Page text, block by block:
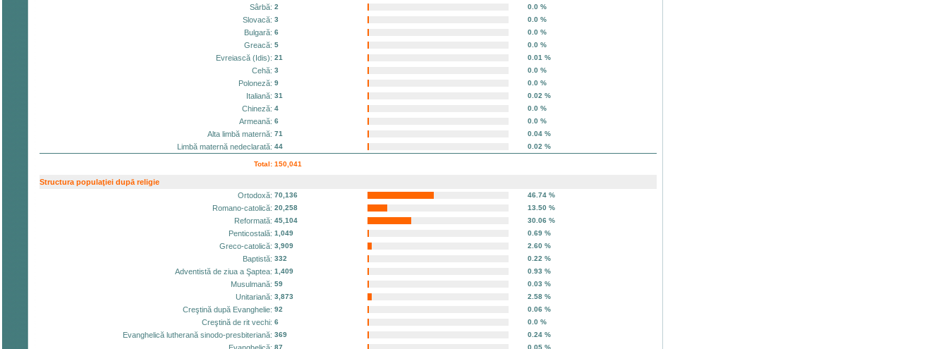
Sârbă: 2 0.0 %
Slovacă: 3 0.0 %
Bulgară: 6 0.0 %
Greacă: 5 0.0 %
Evreiască (Idis): 21 0.01 %
Cehă: 3 0.0 %
Poloneză: 9 0.0 %
Italiană: 31 0.02 %
Chineză: 4 0.0 %
Armeană: 6 0.0 %
Alta limbă maternă: 71 0.04 %
Limbă maternă nedeclarată: 44 0.02 %
Total: 150,041
Structura populaţiei dupā religie
Ortodoxă: 70,136 46.74 %
Romano-catolică: 20,258 13.50 %
Reformată: 45,104 30.06 %
Penticostală: 1,049 0.69 %
Greco-catolică: 3,909 2.60 %
Baptistă: 332 0.22 %
Adventistă de ziua a Şaptea: 1,409 0.93 %
Musulmană: 59 0.03 %
Unitariană: 3,873 2.58 %
Creştină după Evanghelie: 92 0.06 %
Creştină de rit vechi: 6 0.0 %
Evanghelică lutherană sinodo-presbiteriană: 369 0.24 %
87 0.05 %